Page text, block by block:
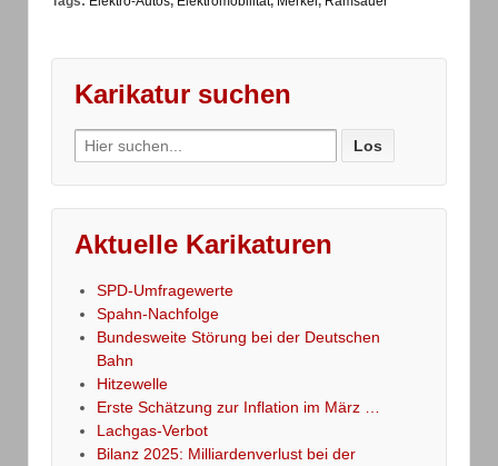
Karikatur suchen
Search
for:
Aktuelle Karikaturen
SPD-Umfragewerte
Spahn-Nachfolge
Bundesweite Störung bei der Deutschen
Bahn
Hitzewelle
Erste Schätzung zur Inflation im März …
Lachgas-Verbot
Bilanz 2025: Milliardenverlust bei der